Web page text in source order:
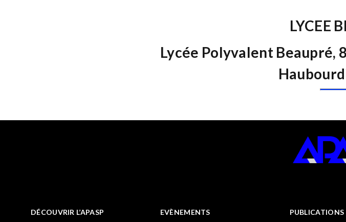
LYCEE
Lycée Polyvalent Beaupré,
DÉCOUVRIR L’APASP EVÈNEMENTS PUBLICATIONS